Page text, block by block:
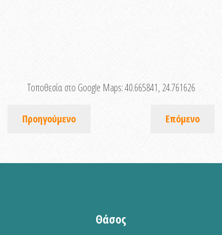
Τοποθεσία στο Google Maps:40.665841, 24.761626
Προηγούμενο Επόμενο
Θάσος